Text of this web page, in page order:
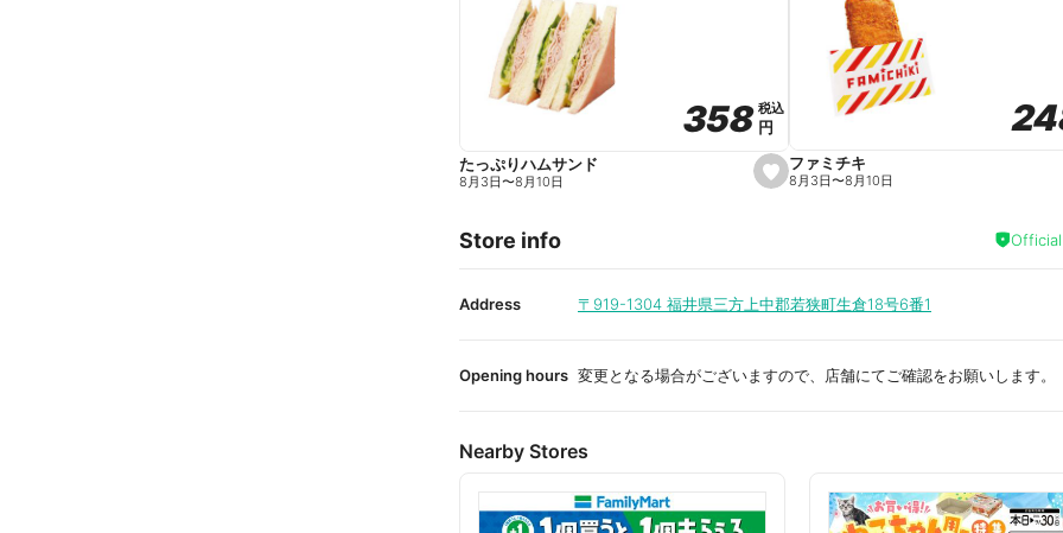
e
s
e
i
t
358
358税込
税込
円
円
たっぷりハムサンド
8月3日〜8月10日
ファミチキ
8月3日〜8月10日
Store info
Address 〒919-1304 福井県三方上中郡若狭町生倉18号6番1
Opening hours 変更となる場合がございますので、店舗にてご確認をお願いします。
Nearby Stores